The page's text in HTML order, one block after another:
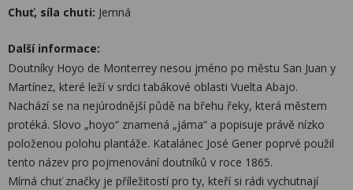
Chuť, síla chuti: Jemná
Další informace:
Doutníky Hoyo de Monterrey nesou jméno po městu San Juan y
Martínez, které leží v srdci tabákové oblasti Vuelta Abajo.
Nachází se na nejúrodnější půdě na břehu řeky, která městem
protéká. Slovo „hoyo“ znamená „jáma“ a popisuje právě nízko
položenou polohu plantáže. Katalánec José Gener poprvé použil
tento název pro pojmenování doutníků v roce 1865.
Mírná chuť značky je příležitostí pro ty, kteří si rádi vychutnají